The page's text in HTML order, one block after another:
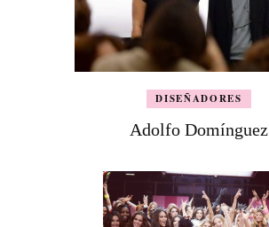
DISEÑADORES
Adolfo Domínguez